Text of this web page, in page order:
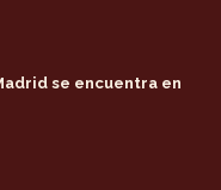
se encuentra en